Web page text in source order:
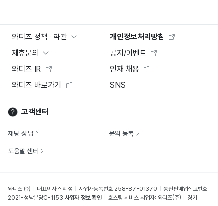
와디즈 정책 · 약관
개인정보처리방침
제휴문의
공지/이벤트
와디즈 IR
인재 채용
와디즈 바로가기
SNS
고객센터
채팅 상담 문의 등록
도움말 센터
와디즈 ㈜ 대표이사 신혜성 사업자등록번호 258-87-01370
통신판매업신고번호
2021-성남분당C-1153 사업자 정보 확인 호스팅 서비스 사업자: 와디즈(주)
경기